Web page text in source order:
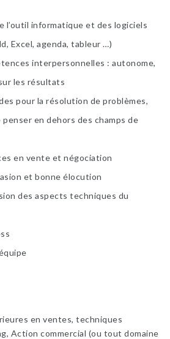
l’outil informatique et des logiciels
Excel, agenda, tableur …)
interpersonnelles : autonome,
les résultats
pour la résolution de problèmes,
penser en dehors des champs de
en vente et négociation
et bonne élocution
des aspects techniques du
en ventes, techniques
Action commercial (ou tout domaine